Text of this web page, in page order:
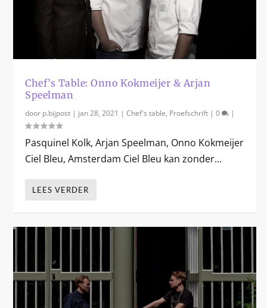
Chef’s Table: Onno Kokmeijer & Arjan
Speelman
door p.bijpost | jan 28, 2021 |Chef's table, Proefschrift |0 |
Pasquinel Kolk, Arjan Speelman, Onno Kokmeijer
Ciel Bleu, Amsterdam Ciel Bleu kan zonder...
LEES VERDER